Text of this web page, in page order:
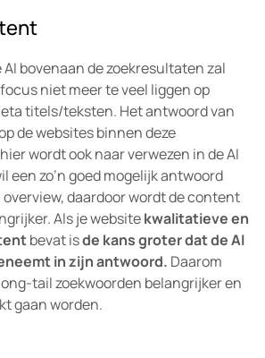
bovenaan de zoekresultaten zal
niet meer te veel liggen op
titels/teksten. Het antwoord van
de websites binnen deze
wordt ook naar verwezen in de AI
een zo’n goed mogelijk antwoord
overview, daardoor wordt de content
Als je websitekwalitatieve en
bevat isde kans groter dat de AI
in zijn antwoord. Daarom
tail zoekwoorden belangrijker en
gaan worden.